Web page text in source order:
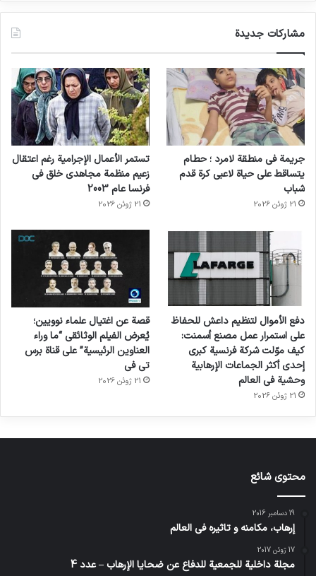
مشاركات جديدة
جريمة في منطقة لامرد ؛ حطام
يتساقط على حياة لاعبي كرة قدم
شباب
21 ژوئن 2026
تستمر الأعمال الإجرامية رغم اعتقال
زعيم منظمة مجاهدي خلق في
فرنسا عام 2003
21 ژوئن 2026
دفع الأموال لتنظيم داعش للحفاظ
على استمرار عمل مصنع أسمنت:
كيف موّلت شركة فرنسية كبرى
إحدى أكثر الجماعات الإرهابية
وحشية في العالم
21 ژوئن 2026
قصة عن اغتيال علماء نوويين؛
يُعرض الفيلم الوثائقي “ما وراء
العناوين الرئيسية” على قناة برس
تي في
21 ژوئن 2026
محتوى شائع
19 دسامبر 2016
إرهاب، مكامنه و تاثيره في العالم
17 ژوئن 2017
مجلة داخلية للجمعية للدفاع عن ضحايا الإرهاب – عدد 4